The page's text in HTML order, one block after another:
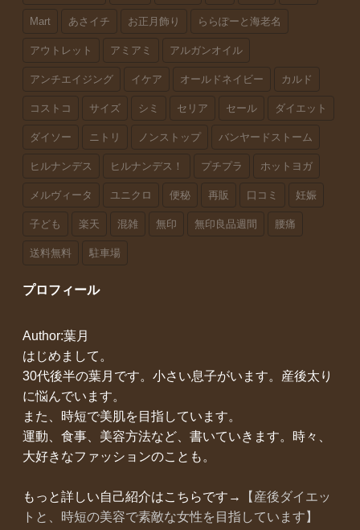
Mart あさイチ お正月飾り ららぽーと海老名
アウトレット アミアミ アルガンオイル
アンチエイジング イケア オールドネイビー カルド
コストコ サイズ シミ セリア セール ダイエット
ダイソー ニトリ ノンストップ バンヤードストーム
ヒルナンデス ヒルナンデス！ プチプラ ホットヨガ
メルヴィータ ユニクロ 便秘 再販 口コミ 妊娠
子ども 楽天 混雑 無印 無印良品週間 腰痛
送料無料 駐車場
プロフィール
Author:葉月
はじめまして。
30代後半の葉月です。小さい息子がいます。産後太り
に悩んでいます。
また、時短で美肌を目指しています。
運動、食事、美容方法など、書いていきます。時々、
大好きなファッションのことも。
もっと詳しい自己紹介はこちらです→
【産後ダイエッ
トと、時短の美容で素敵な女性を目指しています】